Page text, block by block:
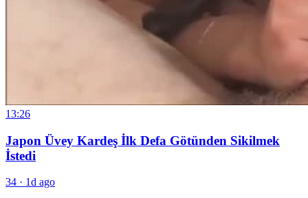
13:26
Japon Üvey Kardeş İlk Defa Götünden Sikilmek
İstedi
34 · 1d ago